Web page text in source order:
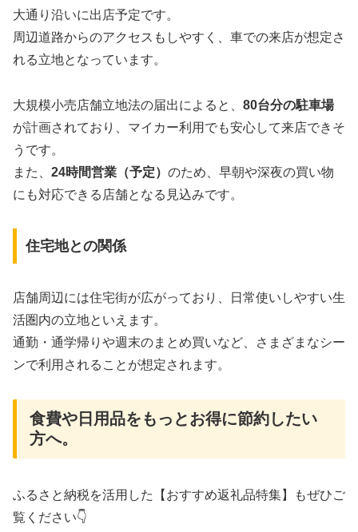
大通り沿いに出店予定です。
周辺道路からのアクセスもしやすく、車での来店が想定さ
れる立地となっています。
大規模小売店舗立地法の届出によると、 80台分の駐車場
が計画されており、マイカー利用でも安心して来店できそ
うです。
また、 24時間営業（予定） のため、早朝や深夜の買い物
にも対応できる店舗となる見込みです。
住宅地との関係
店舗周辺には住宅街が広がっており、日常使いしやすい生
活圏内の立地といえます。
通勤・通学帰りや週末のまとめ買いなど、さまざまなシー
ンで利用されることが想定されます。
食費や日用品をもっとお得に節約したい
方へ。
ふるさと納税を活用した【おすすめ返礼品特集】もぜひご
覧ください👇